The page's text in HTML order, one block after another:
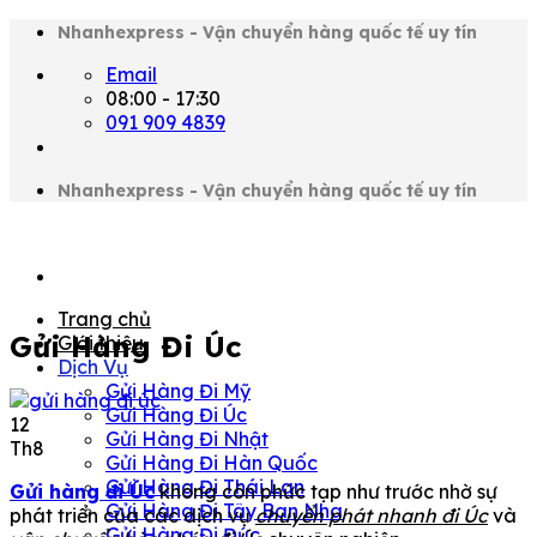
ChuyểnNhanhexpress - Vận chuyển hàng quốc tế uy tín
Email
08:00 - 17:30
091 909 4839
Nhanhexpress - Vận chuyển hàng quốc tế uy tín
Trang chủ
Giới thiệu
Dịch Vụ
Gửi Hàng Đi Mỹ
Gửi Hàng Đi Úc
Gửi Hàng Đi Nhật
Gửi Hàng Đi Hàn Quốc
Gửi Hàng Đi Thái Lan
Gửi Hàng Đi Tây Ban Nha
Gửi Hàng Đi Úc
12
Th8
Gửi hàng đi Úckhông còn phức tạp như trước nhờ sự
phát triển của các dịch vụchuyển phát nhanh đi Úcvà